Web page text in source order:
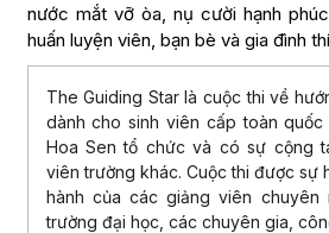
nước mắt vỡ òa, nụ cười hạnh
huấn luyện viên, bạn bè và gia đình
The Guiding Star là cuộc thi về
dành cho sinh viên cấp toàn
Hoa Sen tổ chức và có sự cộng
viên trường khác. Cuộc thi được sự
hành của các giảng viên chuyên
trường đại học, các chuyên gia,